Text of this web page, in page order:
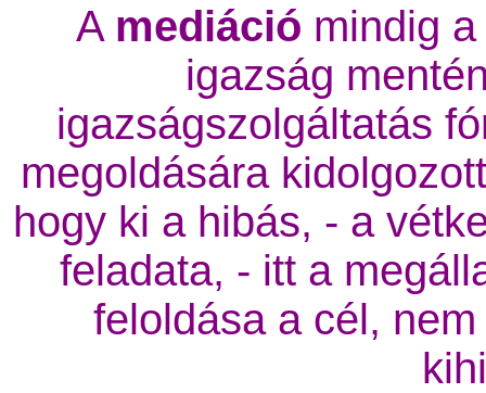
A mediáció mindig
igazság
igazságszolgáltatás
megoldására
hogy ki a hibás, - a
feladata, - itt a
feloldása a cél,